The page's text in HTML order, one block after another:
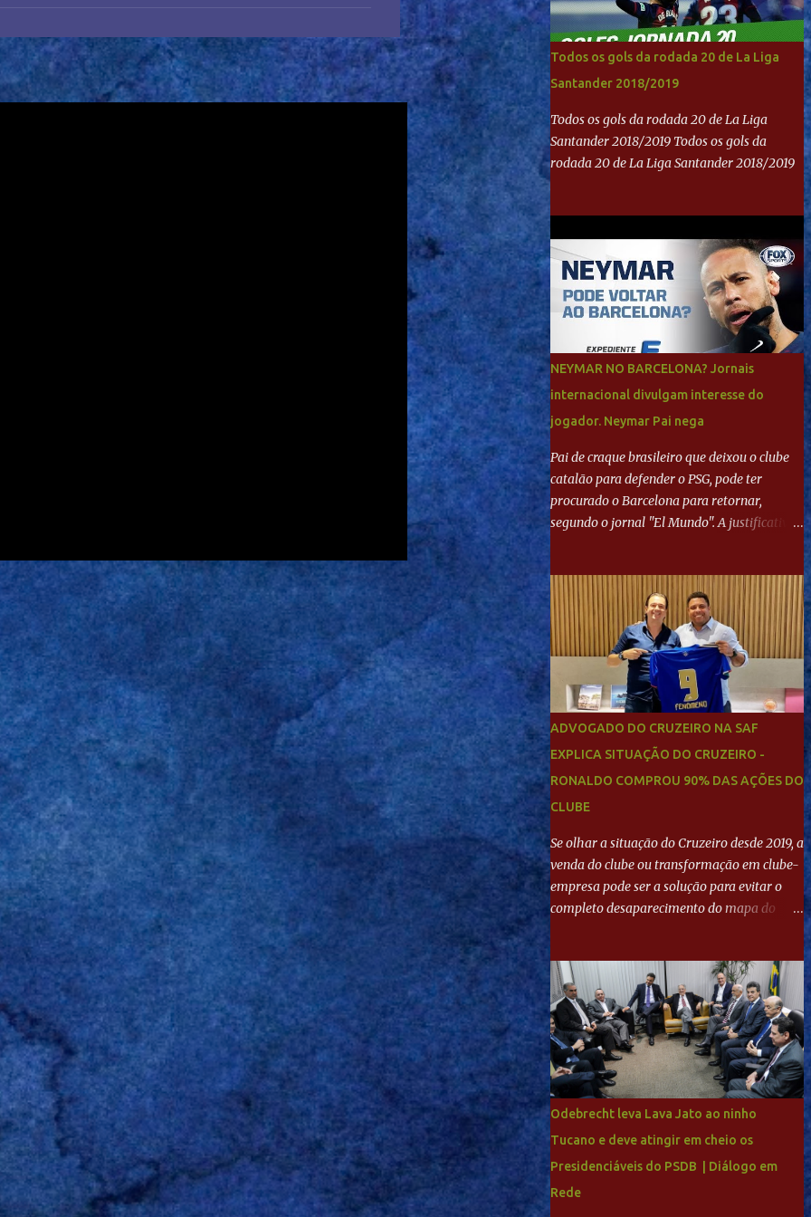
Todos os gols da rodada 20 de La Liga
Santander 2018/2019
Todos os gols da rodada 20 de La Liga
Santander 2018/2019 Todos os gols da
rodada 20 de La Liga Santander 2018/2019
NEYMAR NO BARCELONA? Jornais
internacional divulgam interesse do
jogador. Neymar Pai nega
Pai de craque brasileiro que deixou o clube
catalão para defender o PSG, pode ter
procurado o Barcelona para retornar,
segundo o jornal "El Mundo". A justificativa
"Mundo Deportivo", o empresário, Neymar
Pai, negou NEYMAR NO BARCELONA?
Jornais internacional divulgam interesse do
jogador. Neymar Pai nega
ADVOGADO DO CRUZEIRO NA SAF
EXPLICA SITUAÇÃO DO CRUZEIRO -
RONALDO COMPROU 90% DAS AÇÕES DO
CLUBE
Se olhar a situação do Cruzeiro desde 2019, a
venda do clube ou transformação em clube-
empresa pode ser a solução para evitar o
completo desaparecimento do mapa do
de milhões agora seja mercantil. Segundo
apuração da Itatiaia, Fenômeno comprou
90% das ações por R$ 400 milhões. Aporte
feito imediatamente para pagamento de
dívidas emergenciais e investimentos no
departamento de futebol. O projeto
apresentado para a recuperação do
Ronaldo sendo solidário à dívida de R$ 1
bilhão a partir de agora, mais o peso que o
ex-atacante tem no mundo do futebol, além
Odebrecht leva Lava Jato ao ninho
Tucano e deve atingir em cheio os
Presidenciáveis do PSDB | Diálogo em
Rede